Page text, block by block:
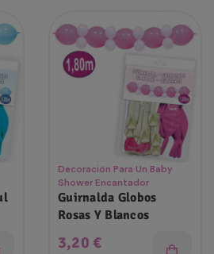
Decoración Para Un Baby
Shower Encantador
Guirnalda Globos
Rosas Y Blancos
Precio
3,20 €